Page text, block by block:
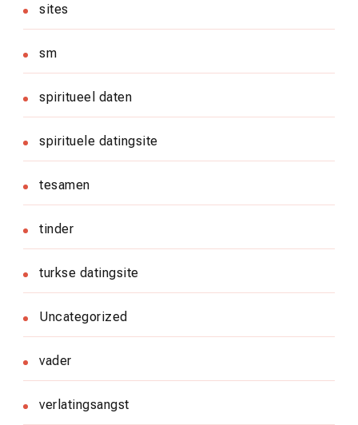
sites
sm
spiritueel daten
spirituele datingsite
tesamen
tinder
turkse datingsite
Uncategorized
vader
verlatingsangst